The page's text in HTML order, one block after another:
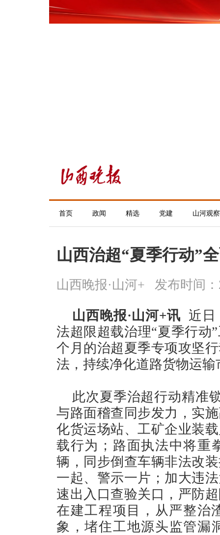
首页 政闻 精选 党建 山河观察
山西治超“夏季行动”
山西晚报·山河+ 发布时间：
山西晚报·山河+讯 近日
法超限超载治理“夏季行动
个月的治超夏季专项攻坚
法，持续净化道路货物运输
此次夏季治超行动精准
与路面稽查同步发力，实
化货运场站、工矿企业装
载行为；路面执法中将重
辆，同步倒查车辆非法改
一起、警示一片；加大违
速出入口查验关口，严防
在建工程项目，从严整治
象，堵住工地源头监管漏